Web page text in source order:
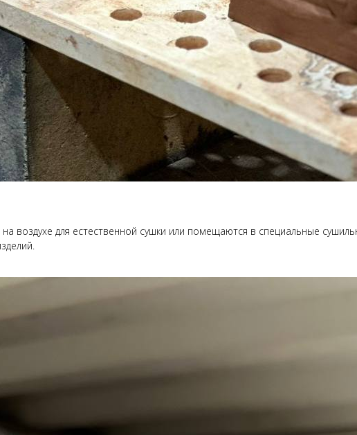
воздухе для естественной сушки или помещаются в специальные